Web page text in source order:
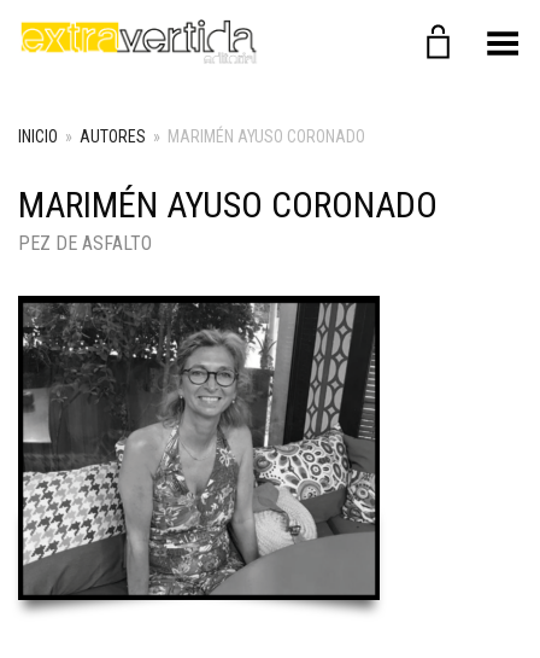
Menú
INICIO » AUTORES » MARIMÉN AYUSO CORONADO
MARIMÉN AYUSO CORONADO
PEZ DE ASFALTO